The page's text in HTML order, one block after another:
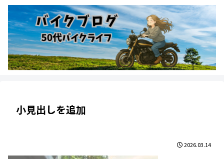
小見出しを追加
2026.03.14